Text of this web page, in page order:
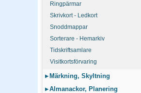
Ringpärmar
Skrivkort - Ledkort
Snoddmappar
Sorterare - Hemarkiv
Tidskriftsamlare
Visitkortsförvaring
▸ Märkning, Skyltning
▸Almanackor, Planering